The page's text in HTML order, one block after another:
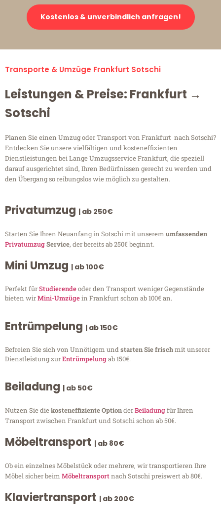
Kostenlos & unverbindlich anfragen!
Transporte & Umzüge Frankfurt Sotschi
Leistungen & Preise: Frankfurt →
Sotschi
Planen Sie einen Umzug oder Transport von Frankfurt nach Sotschi?
Entdecken Sie unsere vielfältigen und kosteneffizienten
Dienstleistungen bei Lange Umzugsservice Frankfurt, die speziell
darauf ausgerichtet sind, Ihren Bedürfnissen gerecht zu werden und
den Übergang so reibungslos wie möglich zu gestalten.
Privatumzug | ab 250€
Starten Sie Ihren Neuanfang in Sotschi mit unserem umfassenden
PrivatumzugService, der bereits ab 250€ beginnt.
Mini Umzug | ab 100€
Perfekt fürStudierendeoder den Transport weniger Gegenstände
bieten wirMini-Umzügein Frankfurt schon ab 100€ an.
Entrümpelung | ab 150€
Befreien Sie sich von Unnötigem undstarten Sie frischmit unserer
Dienstleistung zurEntrümpelungab 150€.
Beiladung | ab 50€
Nutzen Sie diekosteneffiziente OptionderBeiladungfür Ihren
Transport zwischen Frankfurt und Sotschi schon ab 50€.
Möbeltransport | ab 80€
Ob ein einzelnes Möbelstück oder mehrere, wir transportieren Ihre
Möbel sicher beim Möbeltransportnach Sotschi preiswert ab 80€.
Klaviertransport | ab 200€